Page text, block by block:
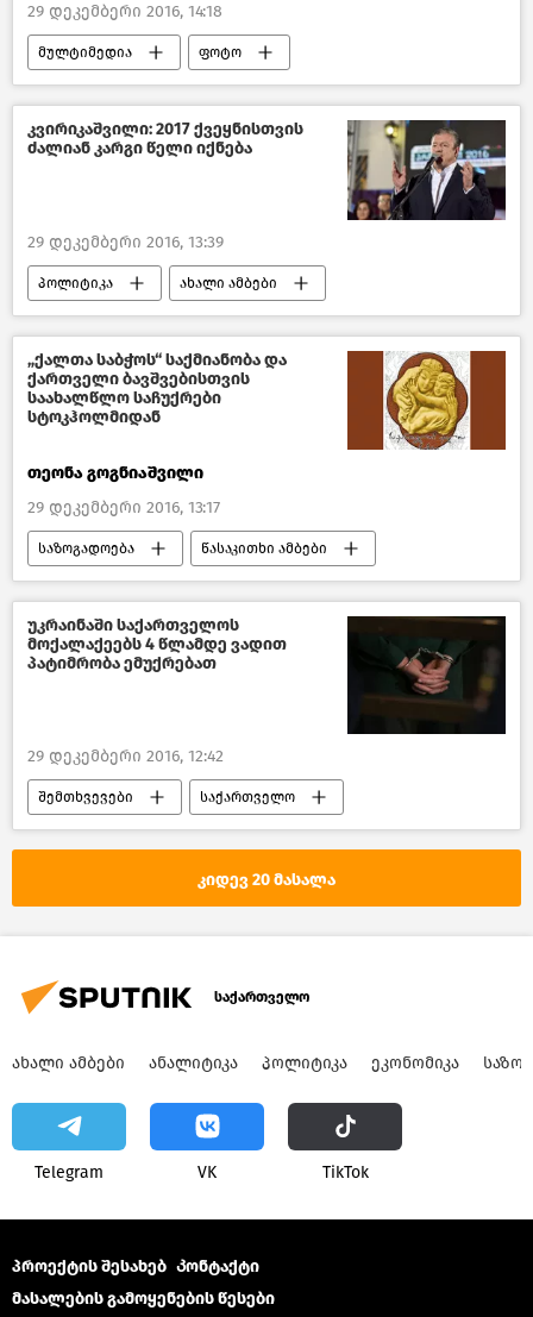
29 დეკემბერი 2016, 14:18
მულტიმედია ფოტო
საქართველოს საახალწლო ზღაპარი 2020
კვირიკაშვილი: 2017 ქვეყნისთვის
ძალიან კარგი წელი იქნება
29 დეკემბერი 2016, 13:39
პოლიტიკა ახალი ამბები
საქართველო
პოლიტიკა საქართველოში
„ქალთა საბჭოს“ საქმიანობა და
ქართველი ბავშვებისთვის
საახალწლო საჩუქრები
სტოკჰოლმიდან
თეონა გოგნიაშვილი
29 დეკემბერი 2016, 13:17
საზოგადოება წასაკითხი ამბები
ქართველები უცხოეთში 2018
საქართველო
უკრაინაში საქართველოს
მოქალაქეებს 4 წლამდე ვადით
პატიმრობა ემუქრებათ
29 დეკემბერი 2016, 12:42
შემთხვევები საქართველო
კიდევ 20 მასალა
საქართველო
ᲐᲮᲐᲚᲘ ᲐᲛᲑᲔᲑᲘ ᲐᲜᲐᲚᲘᲢᲘᲙᲐ ᲞᲝᲚᲘᲢᲘᲙᲐ ᲔᲙᲝᲜᲝᲛᲘᲙᲐ
Telegram VK ТikТоk
პროექტის შესახებ Კონტაქტი
მასალების გამოყენების წესები